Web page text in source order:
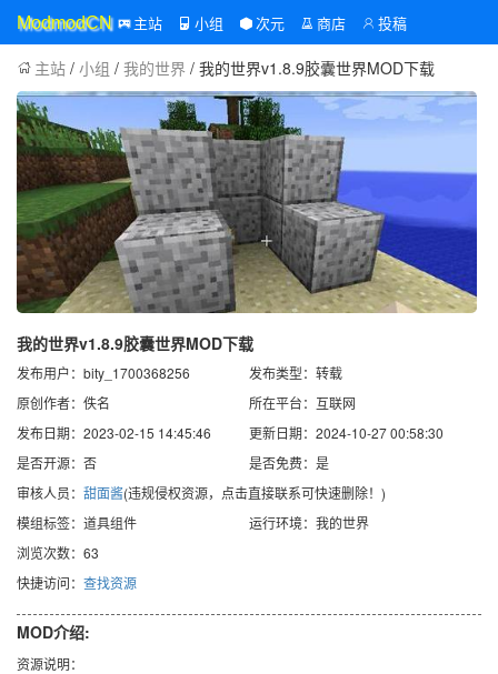
ModmodCN 主站 小组 次元 商店 投稿
主站 / 小组 / 我的世界 / 我的世界v1.8.9胶囊世界MOD下载
我的世界v1.8.9胶囊世界MOD下载
发布用户：bity_1700368256
发布类型：转载
原创作者：佚名
所在平台：互联网
发布日期：2023-02-15 14:45:46
更新日期：2024-10-27 00:58:30
是否开源：否
是否免费：是
审核人员： 甜面酱(违规侵权资源，点击直接联系可快速删除！)
模组标签：道具组件
运行环境：我的世界
浏览次数：63
快捷访问： 查找资源
MOD介绍:
资源说明：